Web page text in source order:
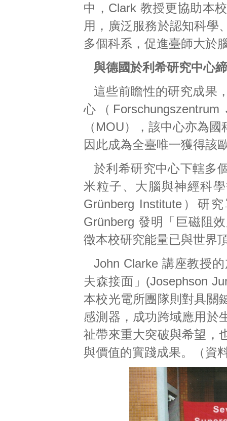
中，Clark 教授更協助本
用，廣泛服務於認知科學
多個科系，促進臺師大於
與德國於利希研究中心
這些前瞻性的研究成果
心（
（MOU），該中心亦為
因此成為全臺唯一獲得該
於利希研究中心下轄多
米粒子、大腦與神經科
Grünberg Institute）研
Grünberg 發明「巨磁阻
徵本校研究能量已與世界
John Clarke 講座教授
夫森接面」(Josephson
本校光電所團隊則對具關
感測器，成功跨域應用於
祉帶來重大突破與希望，
與價值的實踐成果。（資